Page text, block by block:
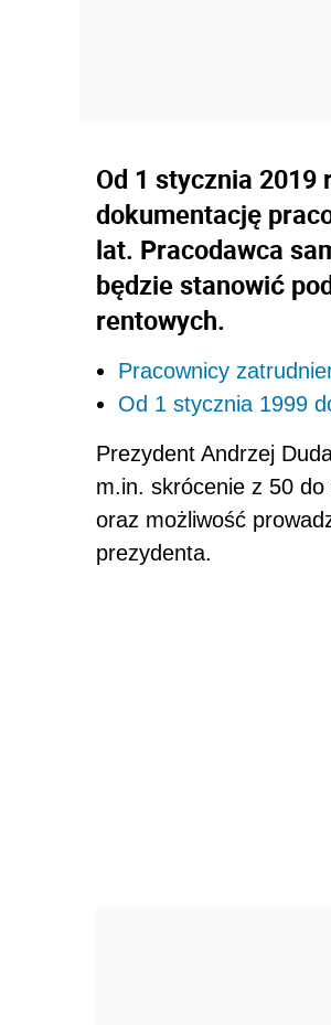
Od 1 stycznia
dokumentację
lat. Pracodawca
będzie stanowić
rentowych.
Pracownicy
Od 1 stycznia 1999
Prezydent Andrzej
m.in. skrócenie z 50 do
oraz możliwość
prezydenta.